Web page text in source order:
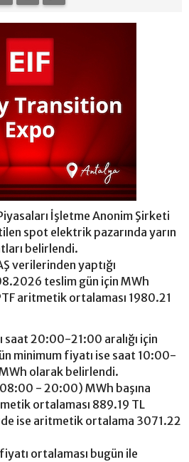
İşletme Anonim Şirketi
spot elektrik pazarında yarın
belirlendi.
verilerinden yaptığı
teslim gün için MWh
aritmetik ortalaması 1980.21
saat 20:00-21:00 aralığı için
minimum fiyatı ise saat 10:00-
olarak belirlendi.
- 20:00) MWh başına
ortalaması 889.19 TL
ise aritmetik ortalama 3071.22
ortalaması bugün ile